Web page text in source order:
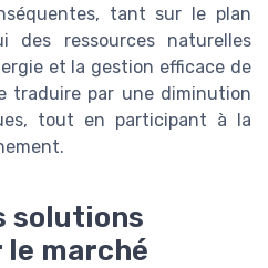
tant sur le plan
des ressources naturelles
et la gestion efficace de
traduire par une diminution
tout en participant à la
solutions
marché